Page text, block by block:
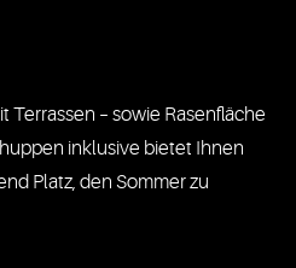
Terrassen – sowie Rasenfläche
inklusive bietet Ihnen
Platz, den Sommer zu